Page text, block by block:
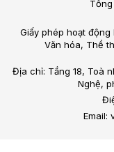
Giấy phép hoạt
Văn hóa, Thể
Địa chỉ: Tầng 18, Toà
Nghệ,
Email: